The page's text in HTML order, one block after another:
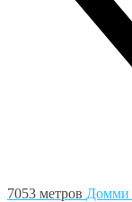
7053 метров Домми